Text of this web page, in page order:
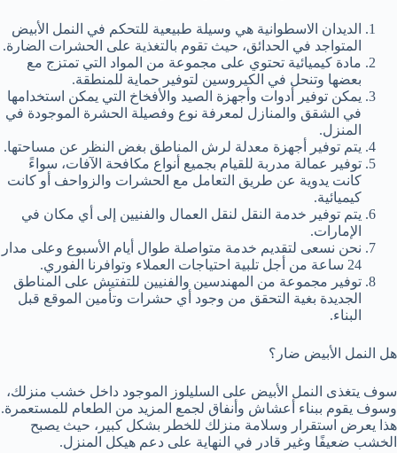
الديدان الاسطوانية هي وسيلة طبيعية للتحكم في النمل الأبيض
المتواجد في الحدائق، حيث تقوم بالتغذية على الحشرات الضارة.
مادة كيميائية تحتوي على مجموعة من المواد التي تمتزج مع
بعضها وتنحل في الكيروسين لتوفير حماية للمنطقة.
يمكن توفير أدوات وأجهزة الصيد والأفخاخ التي يمكن استخدامها
في الشقق والمنازل لمعرفة نوع وفصيلة الحشرة الموجودة في
المنزل.
يتم توفير أجهزة معدلة لرش المناطق بغض النظر عن مساحتها.
توفير عمالة مدربة للقيام بجميع أنواع مكافحة الآفات، سواءً
كانت يدوية عن طريق التعامل مع الحشرات والزواحف أو كانت
كيميائية.
يتم توفير خدمة النقل لنقل العمال والفنيين إلى أي مكان في
الإمارات.
نحن نسعى لتقديم خدمة متواصلة طوال أيام الأسبوع وعلى مدار
24 ساعة من أجل تلبية احتياجات العملاء وتوافرنا الفوري.
توفير مجموعة من المهندسين والفنيين للتفتيش على المناطق
الجديدة بغية التحقق من وجود أي حشرات وتأمين الموقع قبل
البناء.
هل النمل الأبيض ضار؟
سوف يتغذى النمل الأبيض على السليلوز الموجود داخل خشب منزلك،
وسوف يقوم ببناء أعشاش وأنفاق لجمع المزيد من الطعام للمستعمرة.
هذا يعرض استقرار وسلامة منزلك للخطر بشكل كبير، حيث يصبح
الخشب ضعيفًا وغير قادر في النهاية على دعم هيكل المنزل.